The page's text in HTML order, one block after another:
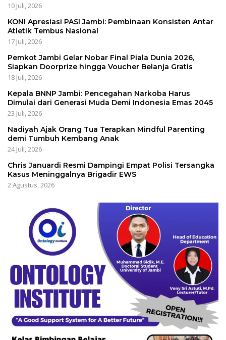
10 Juli, 2026
KONI Apresiasi PASI Jambi: Pembinaan Konsisten Antar
Atletik Tembus Nasional
17 Juli, 2026
Pemkot Jambi Gelar Nobar Final Piala Dunia 2026,
Siapkan Doorprize hingga Voucher Belanja Gratis
18 Juli, 2026
Kepala BNNP Jambi: Pencegahan Narkoba Harus
Dimulai dari Generasi Muda Demi Indonesia Emas 2045
23 Juli, 2026
Nadiyah Ajak Orang Tua Terapkan Mindful Parenting
demi Tumbuh Kembang Anak
24 Juli, 2026
Chris Januardi Resmi Dampingi Empat Polisi Tersangka
Kasus Meninggalnya Brigadir EWS
2 Agustus, 2026